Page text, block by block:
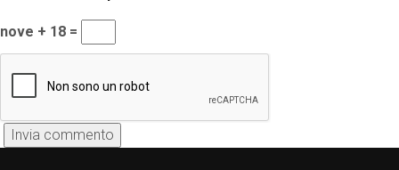
nove + 18 =